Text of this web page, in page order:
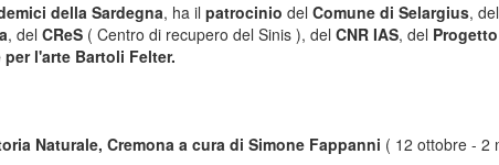
della Sardegna, ha il patrocinio del Comune di Selargius,
, del CReS ( Centro di recupero del Sinis ), del CNR IAS, del
l'arte Bartoli Felter.
Naturale, Cremona a cura di Simone Fappanni ( 12 ottobre - 2